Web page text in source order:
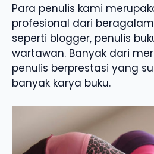
Para penulis kami
profesional dari
seperti blogger, penulis
wartawan. Banyak dari
penulis berprestasi yang
banyak karya buku.